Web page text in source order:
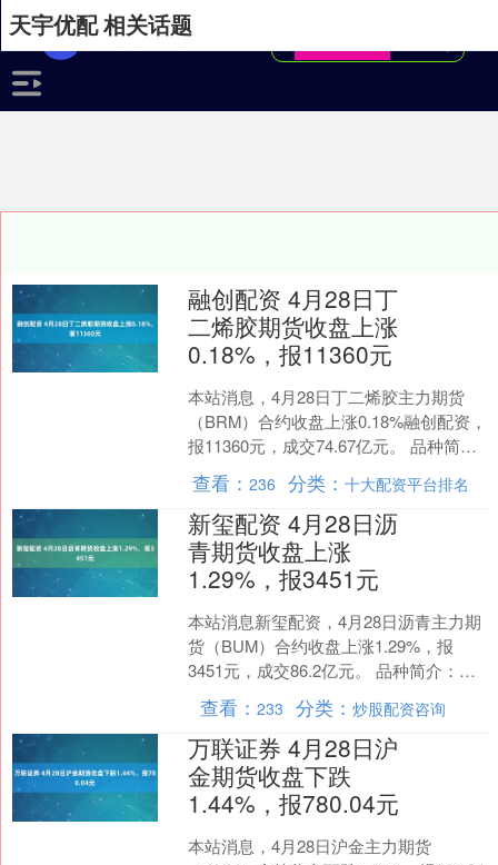
天宇优配 相关话题
融创配资 4月28日丁
二烯胶期货收盘上涨
0.18%，报11360元
本站消息，4月28日丁二烯胶主力期货
（BRM）合约收盘上涨0.18%融创配资，
报11360元，成交74.67亿元。 品种简
介：丁二烯胶期货是一种以丁二烯为主
要原....
查看：236 分类：十大配资平台排名
新玺配资 4月28日沥
青期货收盘上涨
1.29%，报3451元
本站消息新玺配资，4月28日沥青主力期
货（BUM）合约收盘上涨1.29%，报
3451元，成交86.2亿元。 品种简介：沥
青期货是一种以沥青为标的的商品期货
合约。....
查看：233 分类：炒股配资咨询
万联证券 4月28日沪
金期货收盘下跌
1.44%，报780.04元
本站消息，4月28日沪金主力期货